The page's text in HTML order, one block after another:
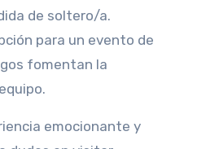
de soltero/a.
para un evento de
fomentan la
emocionante y